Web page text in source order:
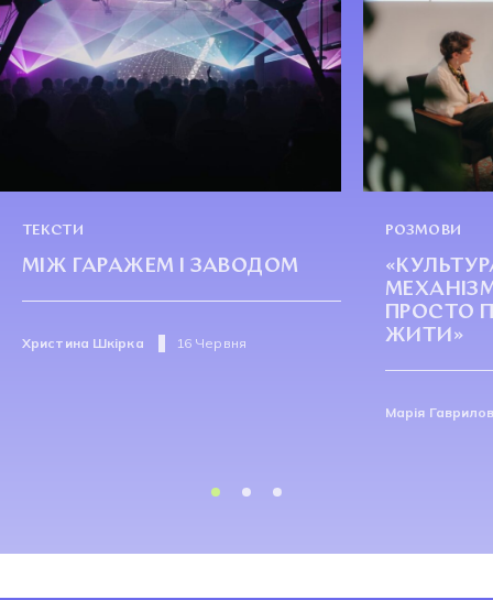
ТЕКСТИ
МІЖ ГАРАЖЕМ І ЗАВОДОМ
Христина Шкірка 16 Червня
РОЗМОВИ
ПРОСТО
ЖИТИ»
Марія